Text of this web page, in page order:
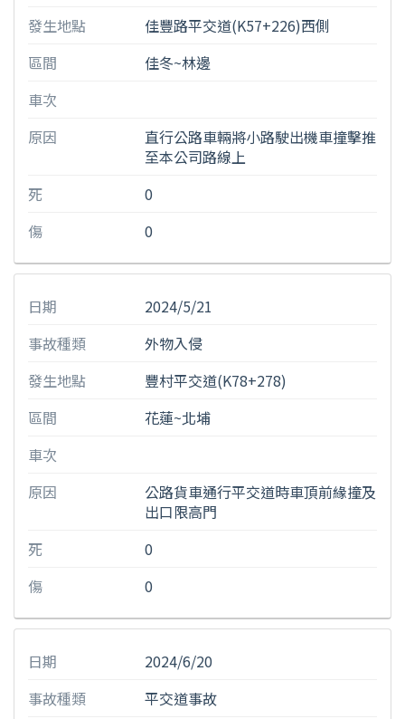
發生地點
佳豐路平交道(K57+226)西側
區間
佳冬~林邊
車次
原因
直行公路車輛將小路駛出機車撞擊推
至本公司路線上
死
0
傷
0
日期
2024/5/21
事故種類
外物入侵
發生地點
豐村平交道(K78+278)
區間
花蓮~北埔
車次
原因
公路貨車通行平交道時車頂前緣撞及
出口限高門
死
0
傷
0
日期
2024/6/20
事故種類
平交道事故